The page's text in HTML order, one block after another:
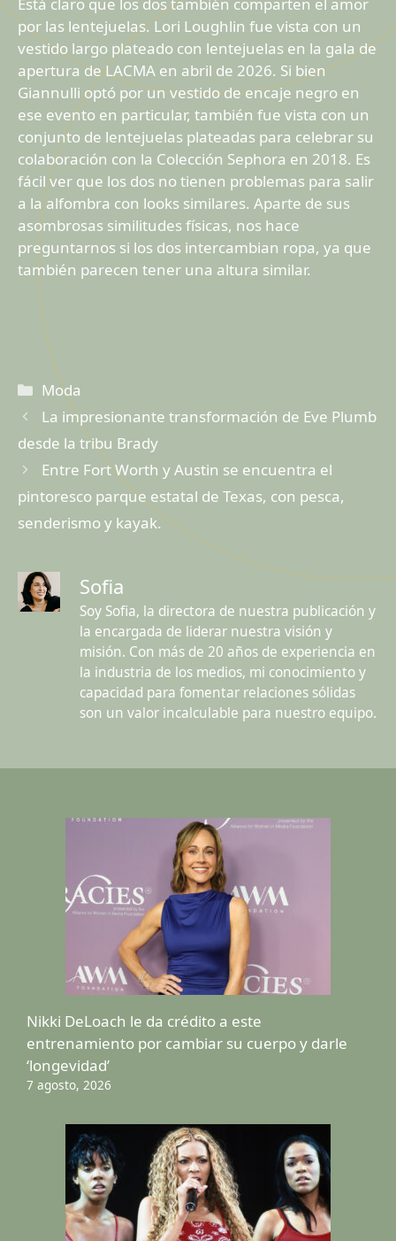
por las lentejuelas. Lori Loughlin fue vista con un
vestido largo plateado con lentejuelas en la gala de
apertura de LACMA en abril de 2026. Si bien
Giannulli optó por un vestido de encaje negro en
ese evento en particular, también fue vista con un
conjunto de lentejuelas plateadas para celebrar su
colaboración con la Colección Sephora en 2018. Es
fácil ver que los dos no tienen problemas para salir
a la alfombra con looks similares. Aparte de sus
asombrosas similitudes físicas, nos hace
preguntarnos si los dos intercambian ropa, ya que
también parecen tener una altura similar.
Categorías
Moda
La impresionante transformación de Eve Plumb
desde la tribu Brady
Entre Fort Worth y Austin se encuentra el
pintoresco parque estatal de Texas, con pesca,
senderismo y kayak.
Sofia
Soy Sofia, la directora de nuestra publicación y
la encargada de liderar nuestra visión y
misión. Con más de 20 años de experiencia en
la industria de los medios, mi conocimiento y
capacidad para fomentar relaciones sólidas
son un valor incalculable para nuestro equipo.
Nikki DeLoach le da crédito a este
entrenamiento por cambiar su cuerpo y darle
‘longevidad’
7 agosto, 2026